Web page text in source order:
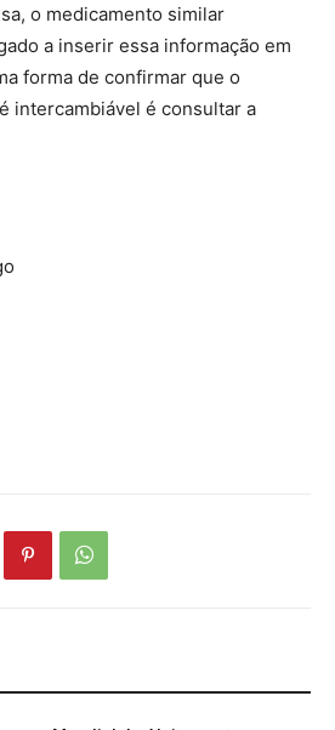
o medicamento similar
a inserir essa informação em
forma de confirmar que o
intercambiável é consultar a